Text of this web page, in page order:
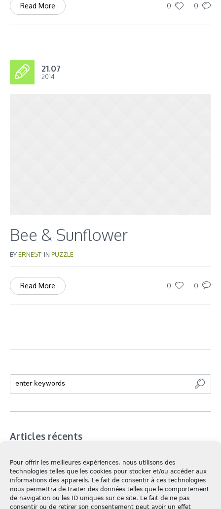
Pour offrir les meilleures expériences, nous utilisons des
technologies telles que les cookies pour stocker et/ou accéder aux
informations des appareils. Le fait de consentir à ces technologies
nous permettra de traiter des données telles que le comportement
de navigation ou les ID uniques sur ce site. Le fait de ne pas
consentir ou de retirer son consentement peut avoir un effet
0 0
Read More
21.07
2014
Bee & Sunflower
BYERNEST IN PUZZLE
0 0
Read More
Articles récents
Nos formations
Inauguraton du cabinet
Vacances d’été
Prévention Hivernale